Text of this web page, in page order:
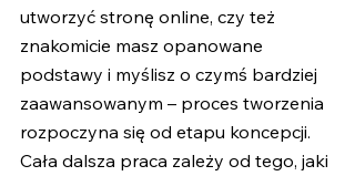
utworzyć stronę online, czy też
znakomicie masz opanowane
podstawy i myślisz o czymś bardziej
zaawansowanym – proces tworzenia
rozpoczyna się od etapu koncepcji.
Cała dalsza praca zależy od tego, jaki